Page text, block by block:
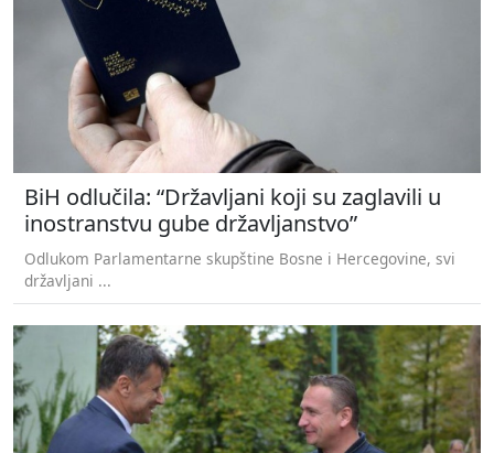
BiH odlučila: “Državljani koji su zaglavili u
inostranstvu gube državljanstvo”
Odlukom Parlamentarne skupštine Bosne i Hercegovine, svi
državljani ...